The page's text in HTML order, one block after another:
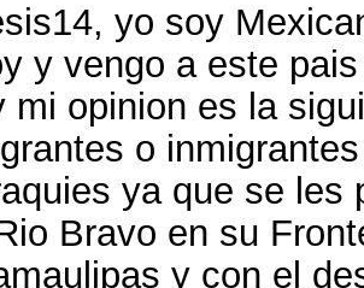
yo soy
y vengo a este
mi opinion es la
o
ya que se les
Bravo en su
y con el